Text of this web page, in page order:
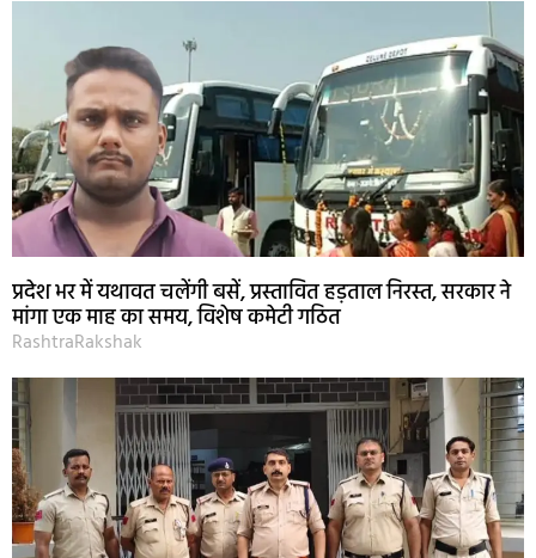
प्रदेश भर में यथावत चलेंगी बसें, प्रस्तावित हड़ताल निरस्त, सरकार ने
मांगा एक माह का समय, विशेष कमेटी गठित
RashtraRakshak